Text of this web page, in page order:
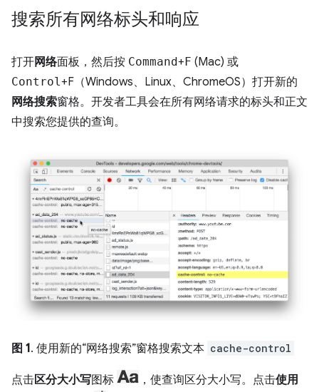
搜索所有网络标头和响应
打开网络面板，然后按 Command+F (Mac) 或
Control+F（Windows、Linux、ChromeOS）打开新的
网络搜索窗格。开发者工具会在所有网络请求的标头和正文
中搜索您提供的查询。
图 1. 使用新的“网络搜索”窗格搜索文本 cache-control
点击区分大小写图标 ，使查询区分大小写。点击使用